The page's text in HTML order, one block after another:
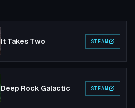
It Takes Two STEAM
Deep Rock Galactic STEAM